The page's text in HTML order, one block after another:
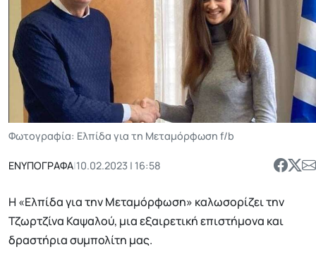
Φωτογραφία: Ελπίδα για τη Μεταμόρφωση f/b
ΕΝΥΠΟΓΡΑΦΑ|10.02.2023 | 16:58
Η «Ελπίδα για την Μεταμόρφωση» καλωσορίζει την
Τζωρτζίνα Καψαλού, μια εξαιρετική επιστήμονα και
δραστήρια συμπολίτη μας.